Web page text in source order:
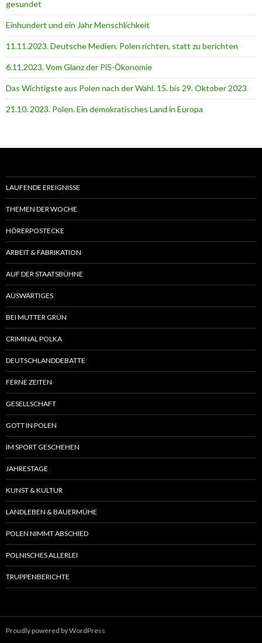
gesundet
Einhundert und ein Jahr Menschlichkeit
11.11.2023. Deutsche Medien. Polen richten, statt zu berichten
6.11.2023. Vom Glanz der PiS-Ӧkonomie
Das Wichtigste aus Polen nach der Wahl. 15. bis 29. Oktober 2023
21.10. 2023. Polen. Ein demokratisches Land in Europa
LAUFENDE EREIGNISSE
THEMEN DER WOCHE
HÖRERPOSTECKE
ARBEIT & FABRIKATION
AUF DER STAATSBÜHNE
AUSWÄRTIGES
BEI MUTTER GRÜN
CRIMINAL POLKA
DEUTSCHLANDDEBATTE
FERNE ZEITEN
GESELLSCHAFT
GOTT IN POLEN
IM SPORT GESCHEHEN
JAHRESTAGE
KUNST & KULTUR
LANDLEBEN & BAUERMÜHE
POLEN NIMMT ABSCHIED
POLNISCHES ALLERLEI
TRUPPENBERICHTE
Proudly powered by WordPress